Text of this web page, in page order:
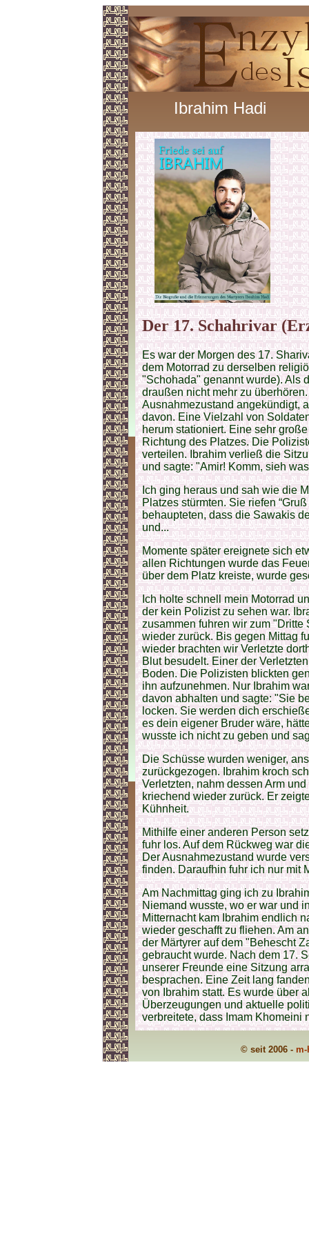
Ibrahim Hadi
Der 17. Schahrivar
Es war der Morgen des 17.
dem Motorrad zu derselben
"Schohada" genannt wurde). Als
draußen nicht mehr zu
Ausnahmezustand angekündigt,
davon. Eine Vielzahl von
herum stationiert. Eine sehr
Richtung des Platzes. Die
verteilen. Ibrahim verließ die
und sagte: "Amir! Komm, sieh
Ich ging heraus und sah wie die
Platzes stürmten. Sie riefen
behaupteten, dass die Sawakis
und...
Momente später ereignete sich
allen Richtungen wurde das
über dem Platz kreiste, wurde
Ich holte schnell mein Motorrad
der kein Polizist zu sehen war.
zusammen fuhren wir zum
wieder zurück. Bis gegen Mittag
wieder brachten wir Verletzte
Blut besudelt. Einer der
Boden. Die Polizisten blickten
ihn aufzunehmen. Nur Ibrahim
davon abhalten und sagte: "Sie
locken. Sie werden dich
es dein eigener Bruder wäre,
wusste ich nicht zu geben und
Die Schüsse wurden weniger,
zurückgezogen. Ibrahim kroch
Verletzten, nahm dessen Arm
kriechend wieder zurück. Er
Kühnheit.
Mithilfe einer anderen Person
fuhr los. Auf dem Rückweg war
Der Ausnahmezustand wurde
finden. Daraufhin fuhr ich nur mit
Am Nachmittag ging ich zu
Niemand wusste, wo er war und
Mitternacht kam Ibrahim endlich
wieder geschafft zu fliehen. Am
der Märtyrer auf dem "Behescht
gebraucht wurde. Nach dem 17.
unserer Freunde eine Sitzung
besprachen. Eine Zeit lang
von Ibrahim statt. Es wurde über
Überzeugungen und aktuelle
verbreitete, dass Imam Khomeini
© seit 2006 -